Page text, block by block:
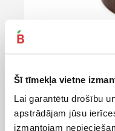
Šī tīmekļa vietne
Lai garantētu drošību
apstrādājam jūsu
izmantojam
5,99€/kg